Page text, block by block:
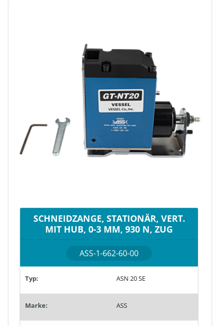
SCHNEIDZANGE, STATIONÄR, VERT.
MIT HUB, 0-3 MM, 930 N, ZUG
ASS-1-662-60-00
Typ: ASN 20 SE
Marke: ASS